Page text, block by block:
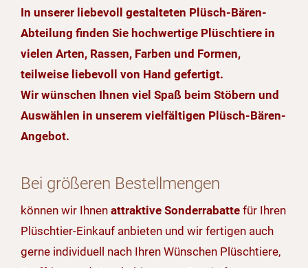
In unserer liebevoll gestalteten Plüsch-Bären-
Abteilung finden Sie hochwertige Plüschtiere in
vielen Arten, Rassen, Farben und Formen,
teilweise liebevoll von Hand gefertigt.
Wir wünschen Ihnen viel Spaß beim Stöbern und
Auswählen in unserem vielfältigen Plüsch-Bären-
Angebot.
Bei größeren Bestellmengen
können wir Ihnen attraktive Sonderrabatte für Ihren
Plüschtier-Einkauf anbieten und wir fertigen auch
gerne individuell nach Ihren Wünschen Plüschtiere,